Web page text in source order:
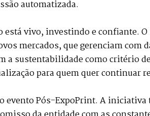
automatizada.
vivo, investindo e confiante.
mercados, que gerenciam com
a sustentabilidade como critério
para quem quer continuar
evento Pós-ExpoPrint. A